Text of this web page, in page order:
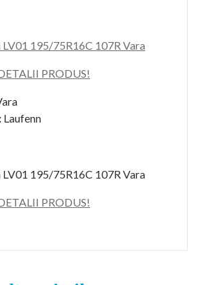
195/75R16C 107R Vara
PRODUS!
Laufenn
195/75R16C 107R Vara
PRODUS!